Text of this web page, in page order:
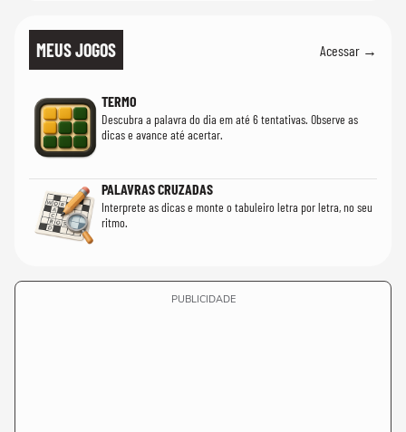
MEUS JOGOS Acessar →
TERMO
Descubra a palavra do dia em até 6 tentativas. Observe as
dicas e avance até acertar.
PALAVRAS CRUZADAS
Interprete as dicas e monte o tabuleiro letra por letra, no seu
ritmo.
PUBLICIDADE